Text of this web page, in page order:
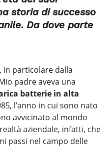
storia di successo
Da dove parte
in particolare dalla
padre aveva una
batterie in alta
l’anno in cui sono nato
avvicinato al mondo
aziendale, infatti, che
passi nel campo delle